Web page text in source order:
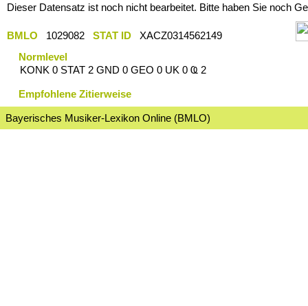
Dieser Datensatz ist noch nicht bearbeitet. Bitte haben Sie noch
BMLO 1029082 STAT ID
XACZ0314562149
Normlevel
KONK 0 STAT 2 GND 0 GEO 0 UK 0 Ҩ 2
Empfohlene Zitierweise
Bayerisches Musiker-Lexikon Online (BMLO)